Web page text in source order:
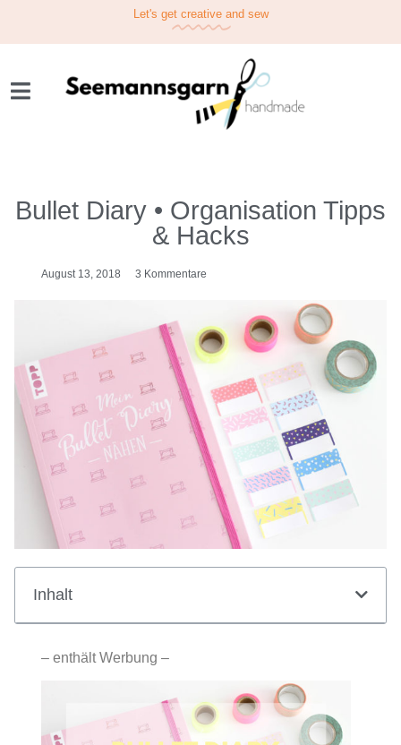
Let's get creative and sew
Bullet Diary • Organisation Tipps
& Hacks
August 13, 2018 3 Kommentare
Inhalt
– enthält Werbung –